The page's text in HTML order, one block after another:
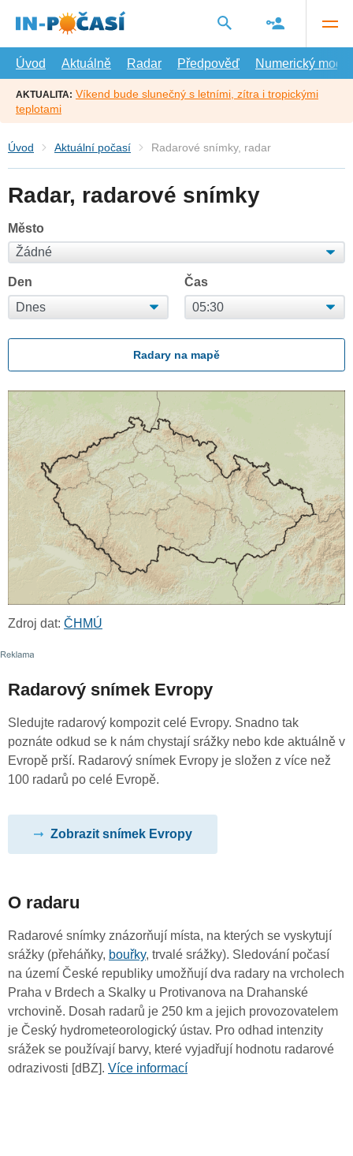
hlavní
Úvod
Aktuálně Radar Předpověď Numerický model
AKTUALITA: Víkend bude slunečný s letními, zítra i tropickými
teplotami
Úvod Aktuální počasí Radarové snímky, radar
Radar, radarové snímky
Město
Den Čas
Radary na mapě
Zdroj dat: ČHMÚ
Radarový snímek Evropy
Sledujte radarový kompozit celé Evropy. Snadno tak
poznáte odkud se k nám chystají srážky nebo kde aktuálně v
Evropě prší. Radarový snímek Evropy je složen z více než
100 radarů po celé Evropě.
Zobrazit snímek Evropy
O radaru
Radarové snímky znázorňují místa, na kterých se vyskytují
srážky (přeháňky, bouřky, trvalé srážky). Sledování počasí
na území České republiky umožňují dva radary na vrcholech
Praha v Brdech a Skalky u Protivanova na Drahanské
vrchovině. Dosah radarů je 250 km a jejich provozovatelem
je Český hydrometeorologický ústav. Pro odhad intenzity
srážek se používají barvy, které vyjadřují hodnotu radarové
odrazivosti [dBZ]. Více informací